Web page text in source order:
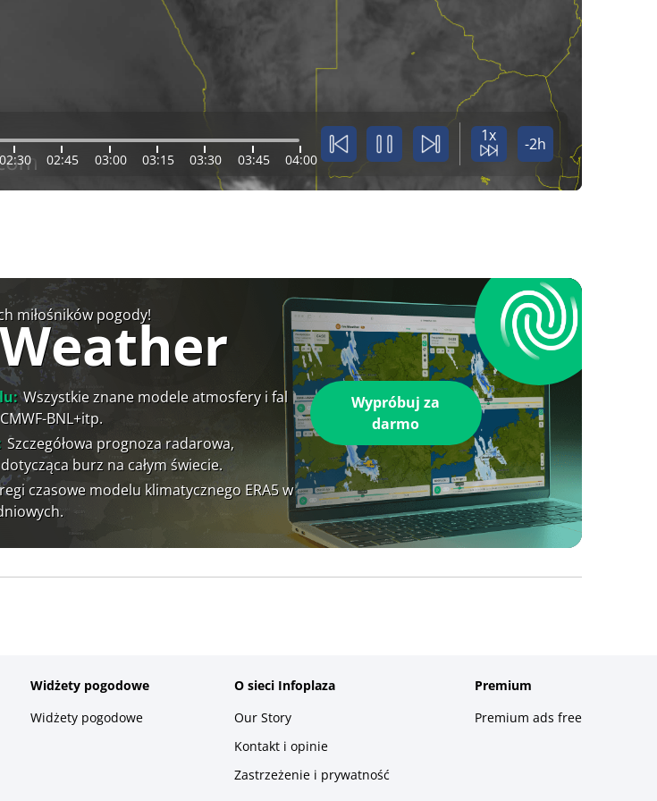
02:30 02:45 03:00 03:15 03:30 03:45 04:00
1x -2h
miłośników pogody!
Wszystkie znane modele atmosfery i fal
BNL+itp.
Szczegółowa prognoza radarowa,
burz na całym świecie.
czasowe modelu klimatycznego ERA5 w
Wypróbuj za
darmo
Widżety pogodowe
Widżety pogodowe
O sieci Infoplaza
Our Story
Kontakt i opinie
Zastrzeżenie i prywatność
Premium
Premium ads free